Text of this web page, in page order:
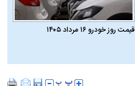
قیمت روز خودرو ۱۶ مرداد ۱۴۰۵